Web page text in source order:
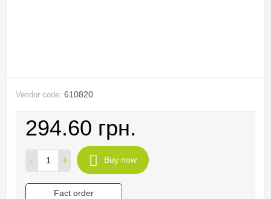
Vendor code: 610820
294.60 грн.
- + Buy now
Fact order